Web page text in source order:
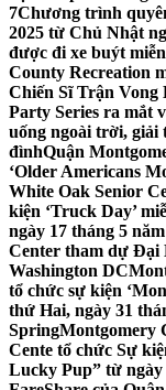
7Chương trình
2025 từ Chủ Nhật
được đi xe buýt
County Recreation
Chiến Sĩ Trận Vong
Party Series ra mắt
uống ngoài trời,
đìnhQuận
‘Older Americans
White Oak Senior
kiện ‘Truck Day’
ngày 17 tháng 5
Center tham dự Đại
Washington DC
tổ chức sự kiện
thứ Hai, ngày 31
SpringMontgomery
Cente tổ chức Sự
Lucky Pup” từ ngày